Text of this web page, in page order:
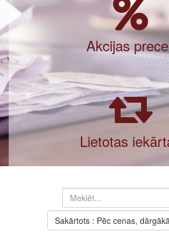
Akcijas
Lietotas
Sakārtots : Pēc cenas,